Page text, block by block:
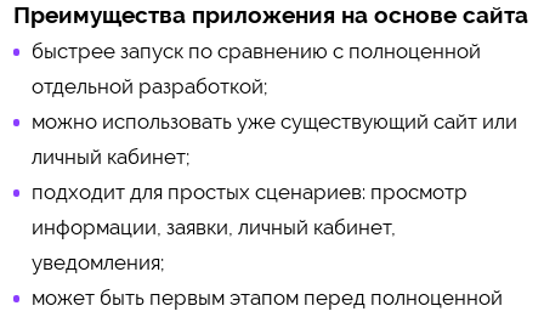
Преимущества приложения на основе сайта
быстрее запуск по сравнению с полноценной
отдельной разработкой;
можно использовать уже существующий сайт или
личный кабинет;
подходит для простых сценариев: просмотр
информации, заявки, личный кабинет,
уведомления;
может быть первым этапом перед полноценной